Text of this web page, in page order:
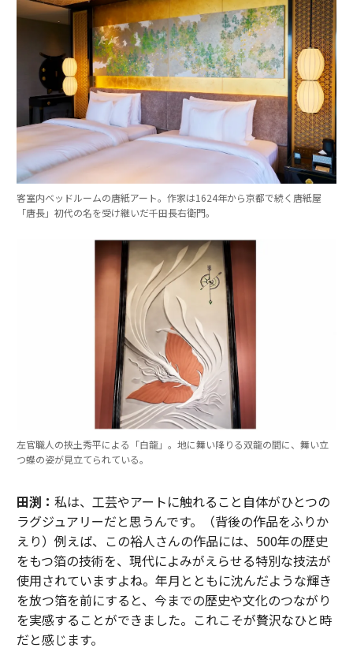
客室内ベッドルームの唐紙アート。作家は1624年から京都で続く唐紙屋
「唐長」初代の名を受け継いだ千田長右衛門。
左官職人の挾土秀平による「白龍」。地に舞い降りる双龍の間に、舞い立
つ蝶の姿が見立てられている。
田渕： 私は、工芸やアートに触れること自体がひとつの
ラグジュアリーだと思うんです。（背後の作品をふりか
えり）例えば、この裕人さんの作品には、500年の歴史
をもつ箔の技術を、現代によみがえらせる特別な技法が
使用されていますよね。年月とともに沈んだような輝き
を放つ箔を前にすると、今までの歴史や文化のつながり
を実感することができました。これこそが贅沢なひと時
だと感じます。